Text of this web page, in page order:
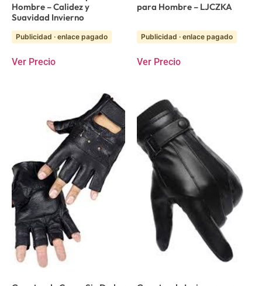
Hombre – Calidez y
Suavidad Invierno
Publicidad · enlace pagado
Ver Precio
para Hombre – LJCZKA
Publicidad · enlace pagado
Ver Precio